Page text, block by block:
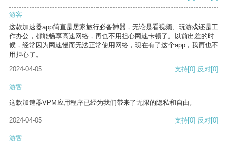
游客
这款加速器app简直是居家旅行必备神器，无论是看视频、玩游戏还是工
作办公，都能畅享高速网络，再也不用担心网速卡顿了。以前出差的时
候，经常因为网速慢而无法正常使用网络，现在有了这个app，我再也不
用担心了。
2024-04-05
支持[0] 反对[0]
游客
这款加速器VPM应用程序已经为我们带来了无限的隐私和自由。
2024-04-05 支持[0] 反对[0]
游客